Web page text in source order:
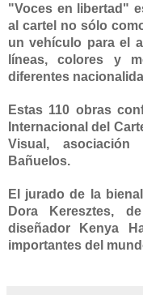
"Voces en libertad"
al cartel no sólo
un vehículo para el
líneas, colores y
diferentes
Estas 110 obras
Internacional del
Visual,
Bañuelos.
El jurado de la
Dora Keresztes,
diseñador Kenya
importantes del